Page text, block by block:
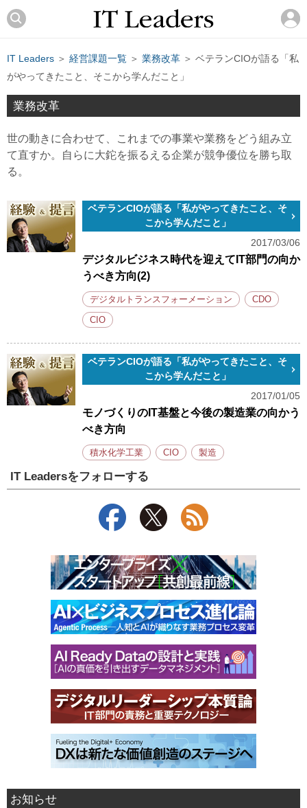
IT Leaders ＞ 経営課題一覧 ＞ 業務改革 ＞ ベテランCIOが語る「私
がやってきたこと、そこから学んだこと」
業務改革
世の動きに合わせて、これまでの事業や業務をどう組み立
て直すか。自らに大鉈を振るえる企業が競争優位を勝ち取
る。
ベテランCIOが語る「私がやってきたこと、そ
こから学んだこと」
2017/03/06
デジタルビジネス時代を迎えてIT部門の向か
うべき方向(2)
デジタルトランスフォーメーション CDO
CIO
ベテランCIOが語る「私がやってきたこと、そ
こから学んだこと」
2017/01/05
モノづくりのIT基盤と今後の製造業の向かう
べき方向
積水化学工業 CIO 製造
IT Leadersをフォローする
お知らせ